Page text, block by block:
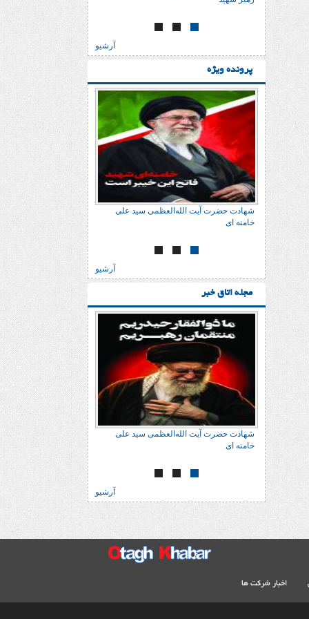
آرشیو
پرونده ویژه
شهادت حضرت آیت الله‌العظمی سید علی
خامنه ای
آرشیو
مجله اتاق خبر
شهادت حضرت آیت
خامنه ای
شهادت حضرت آیت الله‌العظمی سید علی
خامنه ای
آرشیو
اخبار شرکت ها